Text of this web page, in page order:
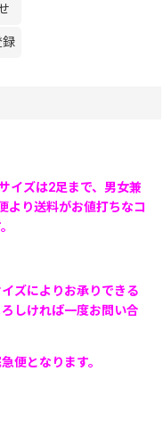
録
イズは2足まで、男女兼
より送料がお値打ちなコ
ズによりお承りできる
しければ一度お問い合
便となります。